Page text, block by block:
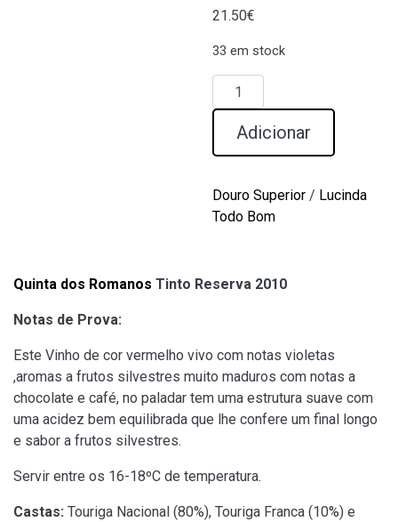
21.50€
33 em stock
Quantidade
de
Quinta
Tinto
Reserva
Adicionar
Douro Superior / Lucinda
Todo Bom
Quinta dos Romanos Tinto Reserva 2010
Notas de Prova:
Este Vinho de cor vermelho vivo com notas violetas
,aromas a frutos silvestres muito maduros com notas a
chocolate e café, no paladar tem uma estrutura suave com
uma acidez bem equilibrada que lhe confere um final longo
e sabor a frutos silvestres.
Servir entre os 16-18ºC de temperatura.
Castas: Touriga Nacional (80%), Touriga Franca (10%) e